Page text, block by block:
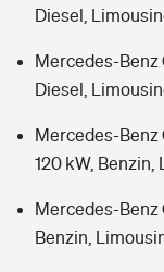
Diesel,
Mercedes-Benz
Diesel,
Mercedes-Benz
120 kW,
Mercedes-Benz
Benzin,